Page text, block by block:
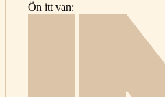
Ön itt van: